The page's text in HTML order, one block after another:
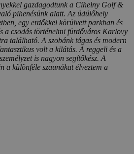
gazdagodtunk a Cihelny Golf &
pihenésünk alatt. Az üdülőhely
egy erdőkkel körülvett parkban és
a csodás történelmi fürdőváros Karlovy
található. A szobánk tágas és modern
volt a kilátás. A reggeli és a
is nagyon segítőkész. A
a különféle szaunákat élveztem a